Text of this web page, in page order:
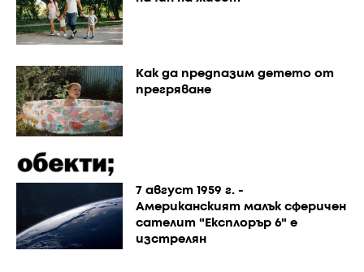
Как да предпазим детето от
прегряване
7 август 1959 г. -
Американският малък сферичен
сателит "Експлорър 6" е
изстрелян